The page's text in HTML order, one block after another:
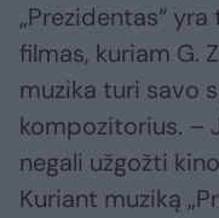
„Prezidentas“
filmas, kuriam G.
muzika turi savo
kompozitorius. –
negali užgožti
Kuriant muziką